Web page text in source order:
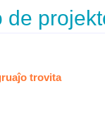
de
trovita